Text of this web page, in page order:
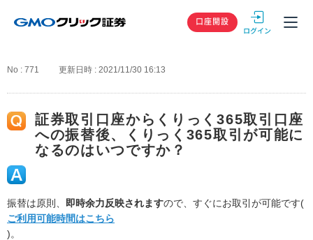
GMOクリック
口座開設
No : 771 更新日時 : 2021/11/30 16:13
証券取引口座からくりっく365取引口座
への振替後、くりっく365取引が可能に
なるのはいつですか？
振替は原則、 即時余力反映されますので、すぐにお取引が可能です(
ご利用可能時間はこちら
)。